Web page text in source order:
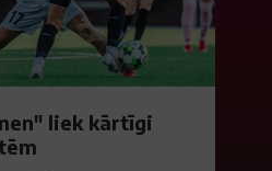
liek kārtīgi